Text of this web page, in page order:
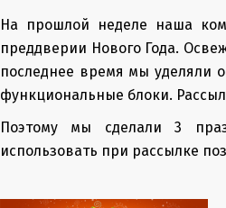
На прошлой неделе наша
преддверии Нового Года.
последнее время мы уделяли
функциональные блоки.
Поэтому мы сделали 3
использовать при рассылке